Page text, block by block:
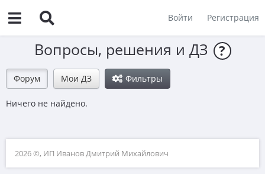
Войти Регистрация
Вопросы, решения и ДЗ ?
Форум Мои ДЗ Фильтры
Ничего не найдено.
2026 ©, ИП Иванов Дмитрий Михайлович